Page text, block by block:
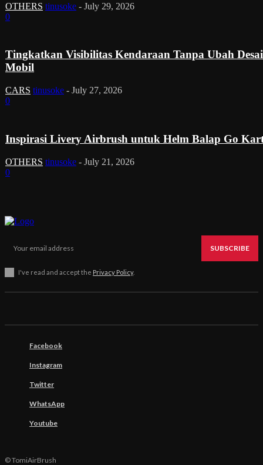
OTHERS tinusoke - July 29, 2026
0
Tingkatkan Visibilitas Kendaraan Tanpa Ubah
Mobil
CARS tinusoke - July 27, 2026
0
Inspirasi Livery Airbrush untuk Helm Balap Go
OTHERS tinusoke - July 21, 2026
0
SUBSCRIBE
I've read and accept the Privacy Policy.
Facebook
Instagram
Twitter
WhatsApp
Youtube
© TomiAirBrush